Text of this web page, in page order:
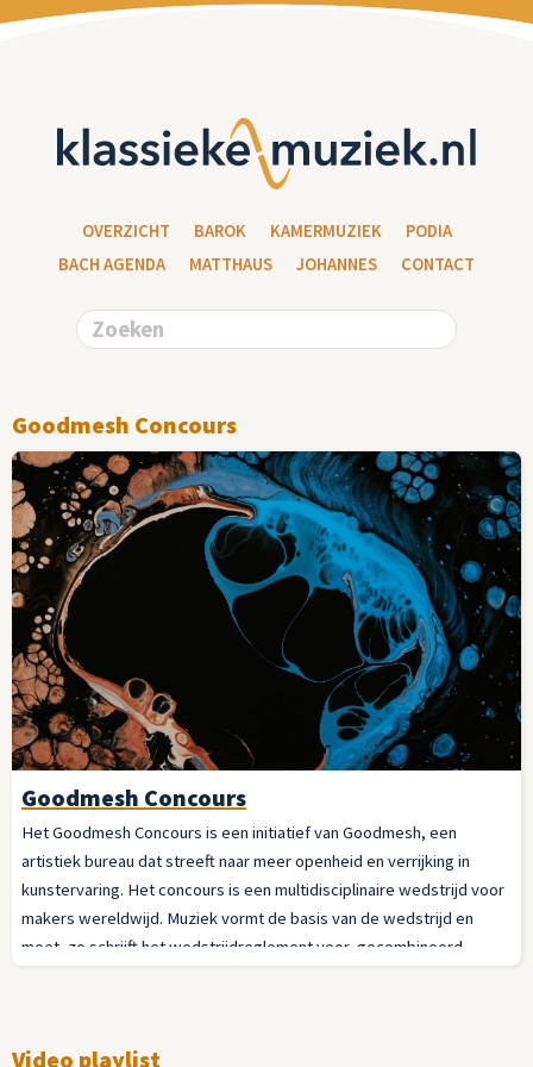
OVERZICHT BAROK KAMERMUZIEK
PODIA
BACH AGENDA
MATTHAUS JOHANNES CONTACT
Goodmesh Concours
Goodmesh Concours
Het Goodmesh Concours is een initiatief van Goodmesh, een
artistiek bureau dat streeft naar meer openheid en verrijking in
kunstervaring. Het concours is een multidisciplinaire wedstrijd voor
makers wereldwijd. Muziek vormt de basis van de wedstrijd en
moet, zo schrijft het wedstrijdreglement voor, gecombineerd
Video playlist